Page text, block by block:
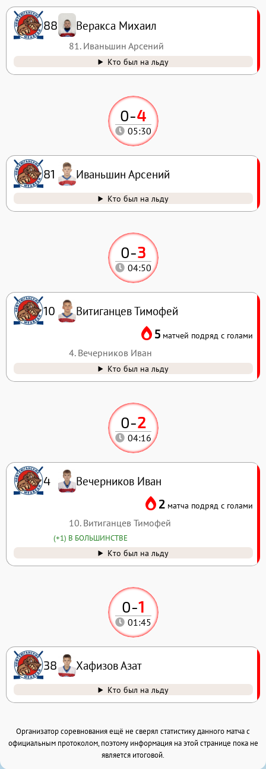
0-1
01:45
38 Хафизов Азат
Кто был на льду
0-2
04:16
4 Вечерников Иван
2 матча подряд с голами
10. Витиганцев Тимофей
(+1) В БОЛЬШИНСТВЕ
Кто был на льду
0-3
04:50
10 Витиганцев Тимофей
5 матчей подряд с голами
4. Вечерников Иван
Кто был на льду
0-4
05:30
81 Иваньшин Арсений
Кто был на льду
88 Веракса Михаил
81. Иваньшин Арсений
Кто был на льду
Организатор соревнования ещё не сверял статистику данного матча с
официальным протоколом, поэтому информация на этой странице пока не
является итоговой.